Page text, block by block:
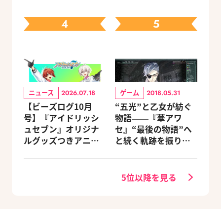
ェック
4
ニュース 2026.07.18
【ビーズログ10月
号】『アイドリッシ
ュセブン』オリジナ
ルグッズつきアニメ
5
ゲーム 2018.05.31
“五光”と乙女が紡ぐ
物語――『華アワ
セ』“最後の物語”へ
と続く軌跡を振り返
5位以降を見る